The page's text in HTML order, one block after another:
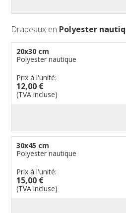
Drapeaux en Polyester
20x30 cm
Polyester nautique
Prix à l'unité:
12,00 €
(TVA incluse)
30x45 cm
Polyester nautique
Prix à l'unité:
15,00 €
(TVA incluse)